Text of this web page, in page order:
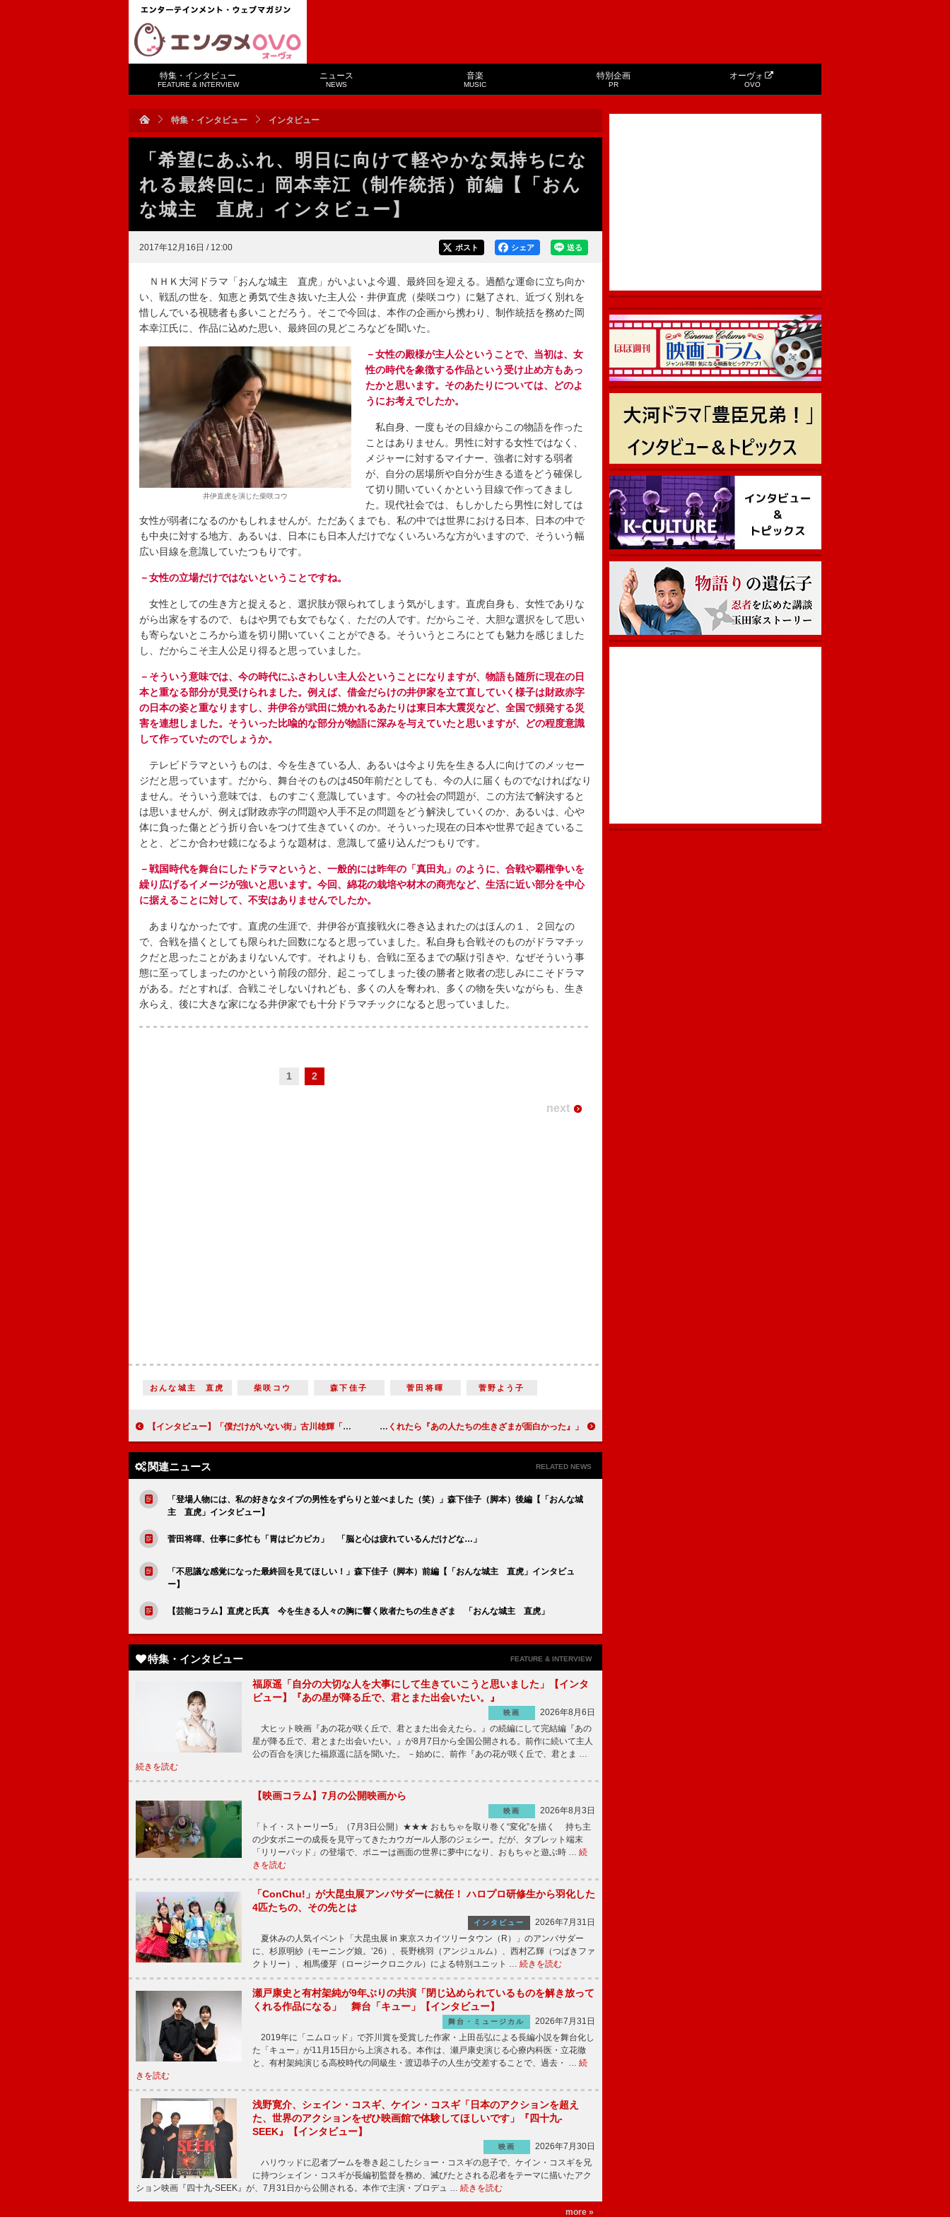
特集・インタビュー
FEATURE & INTERVIEW
ニュース
NEWS
音楽
MUSIC
特別企画
PR
オーヴォ
OVO
特集・インタビュー インタビュー
「希望にあふれ、明日に向けて軽やかな気持ちにな
れる最終回に」岡本幸江（制作統括）前編【「おん
な城主 直虎」インタビュー】
2017年12月16日 / 12:00 送る
シェア
ポスト
ＮＨＫ大河ドラマ「おんな城主 直虎」がいよいよ今週、最終回を迎える。過酷な運命に立ち向か
い、戦乱の世を、知恵と勇気で生き抜いた主人公・井伊直虎（柴咲コウ）に魅了され、近づく別れを
惜しんでいる視聴者も多いことだろう。そこで今回は、本作の企画から携わり、制作統括を務めた岡
本幸江氏に、作品に込めた思い、最終回の見どころなどを聞いた。
井伊直虎を演じた柴咲コウ
－女性の殿様が主人公ということで、当初は、女
性の時代を象徴する作品という受け止め方もあっ
たかと思います。そのあたりについては、どのよ
うにお考えでしたか。
私自身、一度もその目線からこの物語を作った
ことはありません。男性に対する女性ではなく、
メジャーに対するマイナー、強者に対する弱者
が、自分の居場所や自分が生きる道をどう確保し
て切り開いていくかという目線で作ってきまし
た。現代社会では、もしかしたら男性に対しては
女性が弱者になるのかもしれませんが。ただあくまでも、私の中では世界における日本、日本の中で
も中央に対する地方、あるいは、日本にも日本人だけでなくいろいろな方がいますので、そういう幅
広い目線を意識していたつもりです。
－女性の立場だけではないということですね。
女性としての生き方と捉えると、選択肢が限られてしまう気がします。直虎自身も、女性でありな
がら出家をするので、もはや男でも女でもなく、ただの人です。だからこそ、大胆な選択をして思い
も寄らないところから道を切り開いていくことができる。そういうところにとても魅力を感じました
し、だからこそ主人公足り得ると思っていました。
－そういう意味では、今の時代にふさわしい主人公ということになりますが、物語も随所に現在の日
本と重なる部分が見受けられました。例えば、借金だらけの井伊家を立て直していく様子は財政赤字
の日本の姿と重なりますし、井伊谷が武田に焼かれるあたりは東日本大震災など、全国で頻発する災
害を連想しました。そういった比喩的な部分が物語に深みを与えていたと思いますが、どの程度意識
して作っていたのでしょうか。
テレビドラマというものは、今を生きている人、あるいは今より先を生きる人に向けてのメッセー
ジだと思っています。だから、舞台そのものは450年前だとしても、今の人に届くものでなければなり
ません。そういう意味では、ものすごく意識しています。今の社会の問題が、この方法で解決すると
は思いませんが、例えば財政赤字の問題や人手不足の問題をどう解決していくのか、あるいは、心や
体に負った傷とどう折り合いをつけて生きていくのか。そういった現在の日本や世界で起きているこ
とと、どこか合わせ鏡になるような題材は、意識して盛り込んだつもりです。
－戦国時代を舞台にしたドラマというと、一般的には昨年の「真田丸」のように、合戦や覇権争いを
繰り広げるイメージが強いと思います。今回、綿花の栽培や材木の商売など、生活に近い部分を中心
に据えることに対して、不安はありませんでしたか。
あまりなかったです。直虎の生涯で、井伊谷が直接戦火に巻き込まれたのはほんの１、２回なの
で、合戦を描くとしても限られた回数になると思っていました。私自身も合戦そのものがドラマチッ
クだと思ったことがあまりないんです。それよりも、合戦に至るまでの駆け引きや、なぜそういう事
態に至ってしまったのかという前段の部分、起こってしまった後の勝者と敗者の悲しみにこそドラマ
がある。だとすれば、合戦こそしないけれども、多くの人を奪われ、多くの物を失いながらも、生き
永らえ、後に大きな家になる井伊家でも十分ドラマチックになると思っていました。
1 2
next
おんな城主 直虎 柴咲コウ 森下佳子 菅田将暉 菅野よう子
【インタビュー】「僕だけがいない街」古川雄輝「原作のファンにもとても喜んでいただけると思っています」 「『あの人たちの生きざまが面白かった』と記憶に残ってくれたら」岡本幸江（制作統括）後編【「おんな城主 直虎」インタビュー】
関連ニュース RELATED NEWS
「登場人物には、私の好きなタイプの男性をずらりと並べました（笑）」森下佳子（脚本）後編【「おんな城
主 直虎」インタビュー】
菅田将暉、仕事に多忙も「胃はピカピカ」 「脳と心は疲れているんだけどな…」
「不思議な感覚になった最終回を見てほしい！」森下佳子（脚本）前編【「おんな城主 直虎」インタビュ
ー】
【芸能コラム】直虎と氏真 今を生きる人々の胸に響く敗者たちの生きざま 「おんな城主 直虎」
特集・インタビュー FEATURE & INTERVIEW
福原遥「自分の大切な人を大事にして生きていこうと思いました」【インタ
ビュー】『あの星が降る丘で、君とまた出会いたい。』
映画
2026年8月6日
大ヒット映画『あの花が咲く丘で、君とまた出会えたら。』の続編にして完結編『あの
星が降る丘で、君とまた出会いたい。』が8月7日から全国公開される。前作に続いて主人
公の百合を演じた福原遥に話を聞いた。 －始めに、前作『あの花が咲く丘で、君とま …
続きを読む
【映画コラム】7月の公開映画から
映画
2026年8月3日
「トイ・ストーリー5」（7月3日公開）★★★ おもちゃを取り巻く“変化”を描く 持ち主
の少女ボニーの成長を見守ってきたカウガール人形のジェシー。だが、タブレット端末
「リリーパッド」の登場で、ボニーは画面の世界に夢中になり、おもちゃと遊ぶ時 … 続
きを読む
「ConChu!」が大昆虫展アンバサダーに就任！ ハロプロ研修生から羽化した
4匹たちの、その先とは
インタビュー
2026年7月31日
夏休みの人気イベント「大昆虫展 in 東京スカイツリータウン（R）」のアンバサダー
に、杉原明紗（モーニング娘。’26）、長野桃羽（アンジュルム）、西村乙輝（つばきファ
クトリー）、相馬優芽（ロージークロニクル）による特別ユニット … 続きを読む
瀬戸康史と有村架純が9年ぶりの共演「閉じ込められているものを解き放って
くれる作品になる」 舞台「キュー」【インタビュー】
舞台・ミュージカル
2026年7月31日
2019年に「ニムロッド」で芥川賞を受賞した作家・上田岳弘による長編小説を舞台化し
た「キュー」が11月15日から上演される。本作は、瀬戸康史演じる心療内科医・立花徹
と、有村架純演じる高校時代の同級生・渡辺恭子の人生が交差することで、過去・ … 続
きを読む
浅野寛介、シェイン・コスギ、ケイン・コスギ「日本のアクションを超え
た、世界のアクションをぜひ映画館で体験してほしいです」『四十九-
SEEK』【インタビュー】
映画
2026年7月30日
ハリウッドに忍者ブームを巻き起こしたショー・コスギの息子で、ケイン・コスギを兄
に持つシェイン・コスギが長編初監督を務め、滅びたとされる忍者をテーマに描いたアク
ション映画『四十九-SEEK』が、7月31日から公開される。本作で主演・プロデュ … 続きを読む
more »